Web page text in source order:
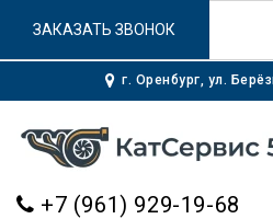
г. Оренбург, ул.
+7 (961) 929-19-68
ЗАКАЗАТЬ ЗВОНОК